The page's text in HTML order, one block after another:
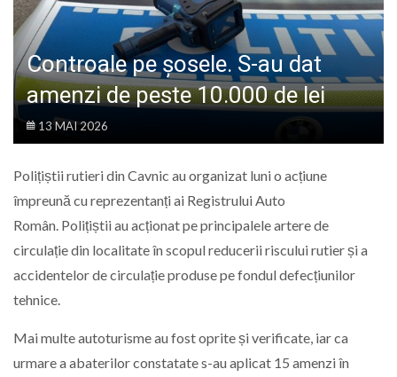
Controale pe șosele. S-au dat
amenzi de peste 10.000 de lei
13 MAI 2026
Polițiștii rutieri din Cavnic au organizat luni o acțiune
împreună cu reprezentanți ai Registrului Auto
Român. Polițiștii au acționat pe principalele artere de
circulație din localitate în scopul reducerii riscului rutier și a
accidentelor de circulație produse pe fondul defecțiunilor
tehnice.
Mai multe autoturisme au fost oprite și verificate, iar ca
urmare a abaterilor constatate s-au aplicat 15 amenzi în